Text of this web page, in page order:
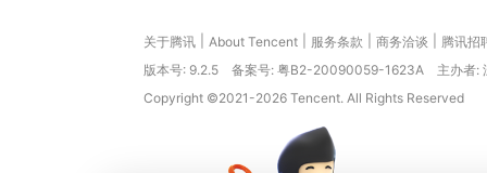
关于腾讯 About Tencent 服务条款 商务洽谈
腾讯招
版本号: 9.2.5 备案号: 粤B2-20090059-1623A
主办者:
Copyright ©2021-2026 Tencent. All Rights Reserved